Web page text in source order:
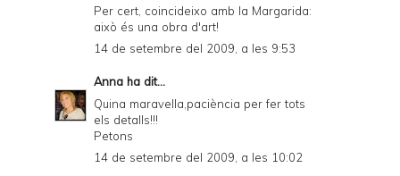
Per cert, coincideixo amb la Margarida:
això és una obra d'art!
14 de setembre del 2009, a les 9:53
Anna ha dit...
Quina maravella,paciència per fer tots
els detalls!!!
Petons
14 de setembre del 2009, a les 10:02